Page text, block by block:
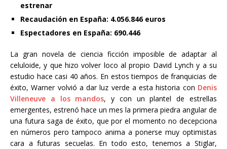
estrenar
Recaudación en España: 4.056.846 euros
Espectadores en España: 690.446
La gran novela de ciencia ficción imposible de adaptar al
celuloide, y que hizo volver loco al propio David Lynch y a su
estudio hace casi 40 años. En estos tiempos de franquicias de
éxito, Warner volvió a dar luz verde a esta historia con Denis
Villeneuve a los mandos, y con un plantel de estrellas
emergentes, estrenó hace un mes la primera piedra angular de
una futura saga de éxito, que por el momento no decepciona
en números pero tampoco anima a ponerse muy optimistas
cara a futuras secuelas. En todo esto, tenemos a Stiglar,